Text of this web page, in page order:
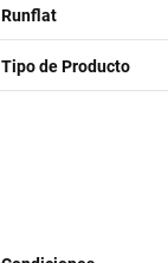
Runflat
Tipo de Producto